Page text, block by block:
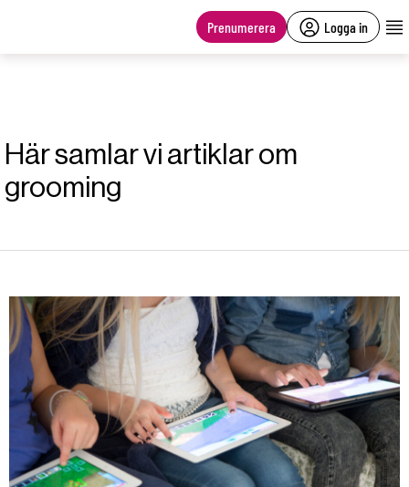
Prenumerera Logga in
Här samlar vi artiklar om
grooming